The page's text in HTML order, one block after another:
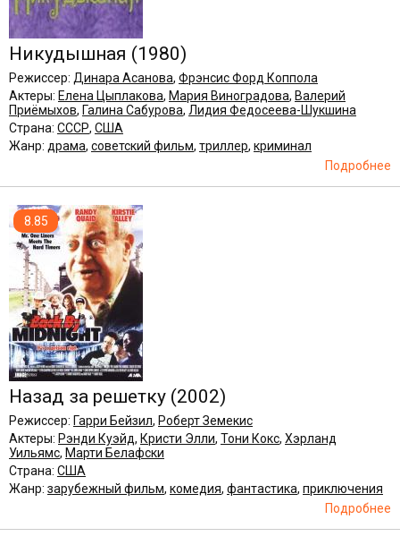
Никудышная (1980)
Режиссер: Динара Асанова, Фрэнсис Форд Коппола
Актеры: Елена Цыплакова, Мария Виноградова, Валерий
Приёмыхов, Галина Сабурова, Лидия Федосеева-Шукшина
Страна: СССР, США
Жанр: драма, советский фильм, триллер, криминал
Подробнее
8.85
Назад за решетку (2002)
Режиссер: Гарри Бейзил, Роберт Земекис
Актеры: Рэнди Куэйд, Кристи Элли, Тони Кокс, Хэрланд
Уильямс, Марти Белафски
Страна: США
Жанр: зарубежный фильм, комедия, фантастика, приключения
Подробнее